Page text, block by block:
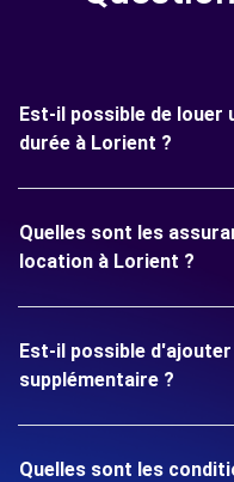
Est-il possible de louer
durée à Lorient ?
Quelles sont les
location à Lorient ?
Est-il possible
supplémentaire ?
Quelles sont les